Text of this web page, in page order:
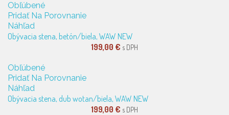
Obľúbené
Pridať Na Porovnanie
Náhľad
Obývacia stena, betón/biela, WAW NEW
199,00 € s DPH
Obľúbené
Pridať Na Porovnanie
Náhľad
Obývacia stena, dub wotan/biela, WAW NEW
199,00 € s DPH